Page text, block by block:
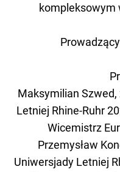
kompleksowym
Maksymilian
Letniej Rhine-Ruhr
Wicemistrz
Przemysław
Uniwersjady Letniej